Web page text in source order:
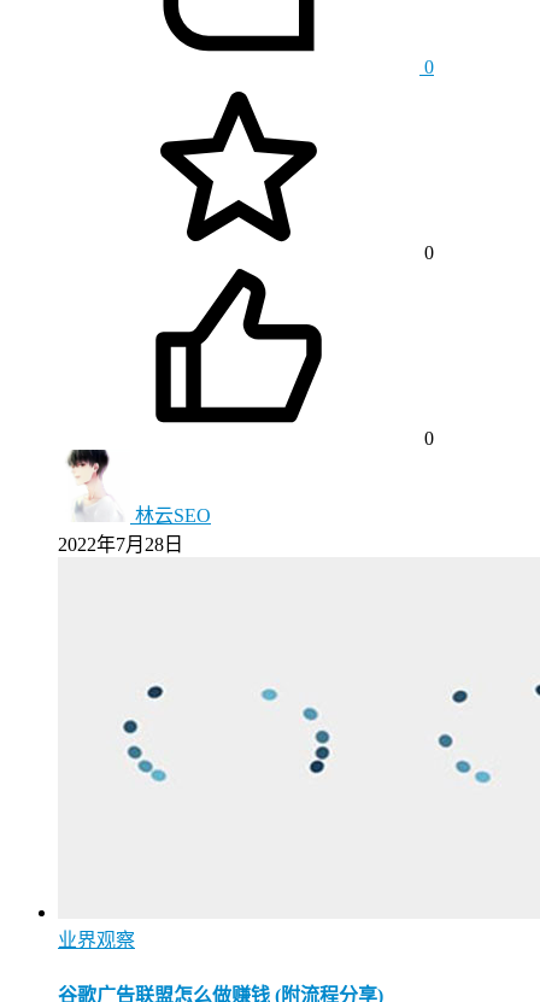
0
0
0
林云SEO
2022年7月28日
业界观察
谷歌广告联盟怎么做赚钱 (附流程分享)